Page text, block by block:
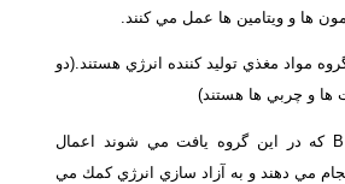
ها و ويتامين ها عمل مي كنند.
مواد مغذي توليد كننده انرژي هستند.(دو
ها و چربي ها هستند)
- ويتامين هاي گروه B كه در اين گروه يافت مي شوند اعمال
مي دهند و به آزاد سازي انرژي كمك مي